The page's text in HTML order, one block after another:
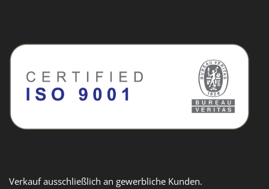
Verkauf ausschließlich an gewerbliche Kunden.